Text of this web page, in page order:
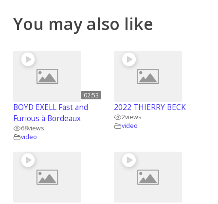
You may also like
02:53
BOYD EXELL Fast and
Furious à Bordeaux
68views
video
2022 THIERRY BECK
2views
video